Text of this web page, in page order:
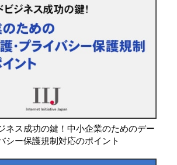
ネス成功の鍵！中小企業のためのデー
シー保護規制対応のポイント